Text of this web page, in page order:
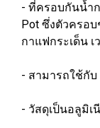
- ที่ครอบกันน้ำ
Pot ซึ่งตัวครอ
กาแฟกระเด็น
- สามารถใช้กั
- วัสดุเป็นอลูมิ